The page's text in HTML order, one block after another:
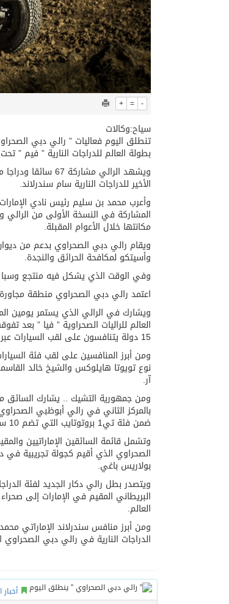
+ = -
سياح:وكالات
تنطلق اليوم فعاليات ” رالي دبي
بطولة العالم للدراجات النارية ”
ويشهد الرالي
الأخير للدراجات النارية سام سندرلاند.
وأعرب محمد بن سليم رئيس نادي الإمارات
المشاركة في النسخة الأولى من الرالي
مكانتها خلال الأعوام المقبلة.
ويقام رالي دبي الصحراوي بدعم من
وأسيتكو لمكافحة الحرائق والنجدة.
وفي الوقت الذي يشكل فيه منتجع وسبا
اعتمد رالي دبي الصحراوي منطقة
ويشارك في الرالي الذي يستمر يومين
15 دولة يتنافسون على لقب السيارات عبر الكثبان الرملية والتضاريس الصحراوية الخلابة في صحراء القدرة بدبي.
ومن أبرز المنافسين على لقب فئة
آر.
ضمن فئة تي1 بروتوتايب التي تضم 10 سيارات.
بولاريس باغي.
البريطاني المقيم في الإمارات إلى
العالم.
ومن أبرز منافس سندرلاند الإماراتي
الدراجات النارية في رالي دبي